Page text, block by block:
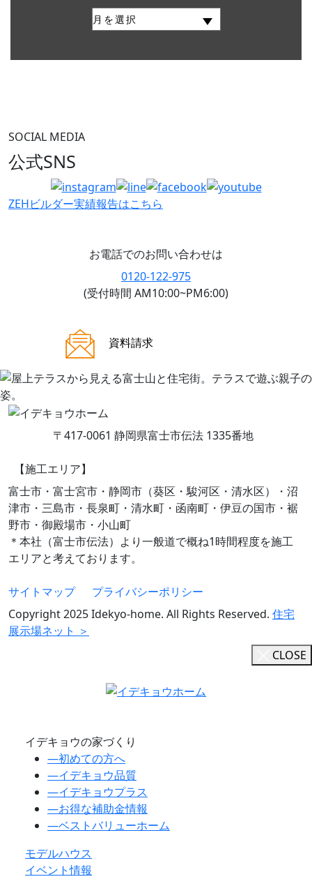
SOCIAL MEDIA
公式SNS
ZEHビルダー実績報告はこちら
お電話でのお問い合わせは
0120-122-975
(受付時間 AM10:00~PM6:00)
資料請求
〒417-0061 静岡県富士市伝法 1335番地
【施工エリア】
富士市・富士宮市・静岡市（葵区・駿河区・清水区）・沼
津市・三島市・長泉町・清水町・函南町・伊豆の国市・裾
野市・御殿場市・小山町
＊本社（富士市伝法）より一般道で概ね1時間程度を施工
エリアと考えております。
サイトマップ
プライバシーポリシー
Copyright 2025 Idekyo-home. All Rights Reserved. 住宅
展示場ネット ＞
CLOSE
イデキョウの家づくり
―初めての方へ
―イデキョウ品質
―イデキョウプラス
―お得な補助金情報
―ベストバリューホーム
モデルハウス
イベント情報